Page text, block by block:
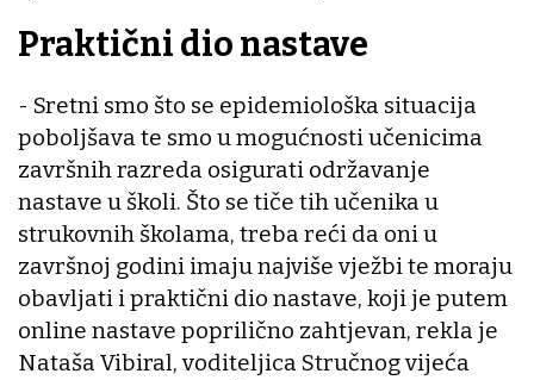
Praktični dio nastave
- Sretni smo što se epidemiološka situacija
poboljšava te smo u mogućnosti učenicima
završnih razreda osigurati održavanje
nastave u školi. Što se tiče tih učenika u
strukovnih školama, treba reći da oni u
završnoj godini imaju najviše vježbi te moraju
obavljati i praktični dio nastave, koji je putem
online nastave poprilično zahtjevan, rekla je
Nataša Vibiral, voditeljica Stručnog vijeća